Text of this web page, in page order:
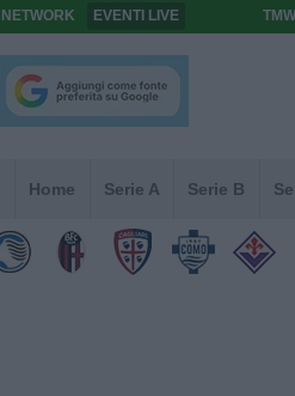
NETWORK EVENTI LIVE
Home Serie A Serie B